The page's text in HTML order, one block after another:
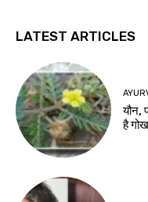
LATEST ARTICLES
यौन,
है